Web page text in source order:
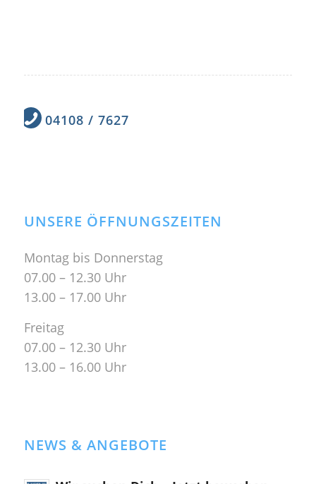
04108 / 7627
UNSERE ÖFFNUNGSZEITEN
Montag bis Donnerstag
07.00 – 12.30 Uhr
13.00 – 17.00 Uhr
Freitag
07.00 – 12.30 Uhr
13.00 – 16.00 Uhr
NEWS & ANGEBOTE